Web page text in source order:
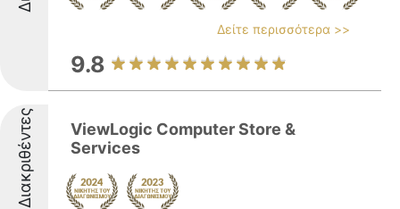
Δείτε περισσότερα >>
9.8
Διακριθέντες
ViewLogic Computer Store &
Services